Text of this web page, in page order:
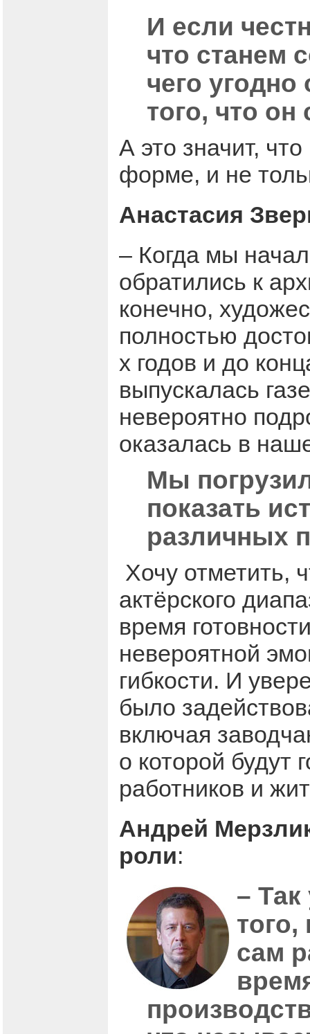
И если
что станем
чего
того, что
А это значит,
форме, и не
Анастасия
– Когда мы
обратились к
конечно,
полностью
х годов и до
выпускалась
невероятно
оказалась в
Мы
показать
различных
Хочу отметить,
актёрского
время
невероятной
гибкости. И
было
включая
о которой будут
работников и
Андрей
роли:
–
того,
сам